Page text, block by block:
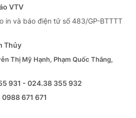
VTV
in và báo điện tử số 483/GP-BTTTT
Thủy
Thị Mỹ Hạnh, Phạm Quốc Thắng,
931 - 024.38 355 932
0988 671 671